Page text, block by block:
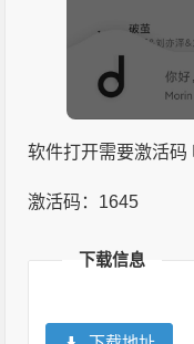
软件打开需要激活码
激活码：1645
下载信息